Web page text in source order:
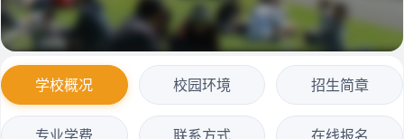
学校概况 校园环境 招生简章